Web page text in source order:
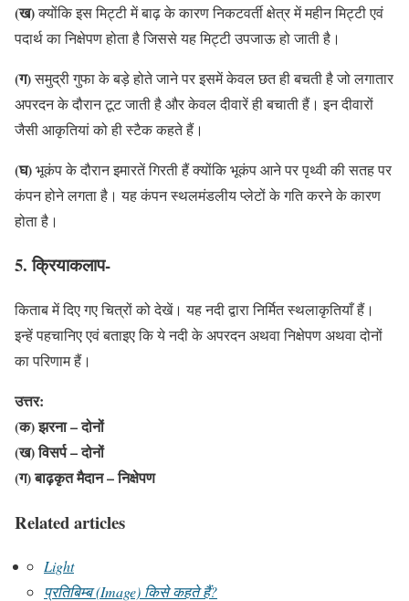
(ख)क्योंकि इस मिट्टी में बाढ़ के कारण निकटवर्ती क्षेत्र में महीन मिट्टी एवं
पदार्थ का निक्षेपण होता है जिससे यह मिट्टी उपजाऊ हो जाती है।
(ग)समुद्री गुफा के बड़े होते जाने पर इसमें केवल छत ही बचती है जो लगातार
अपरदन के दौरान टूट जाती है और केवल दीवारें ही बचाती हैं। इन दीवारों
जैसी आकृतियां को ही स्टैक कहते हैं।
(घ)भूकंप के दौरान इमारतें गिरती हैं क्योंकि भूकंप आने पर पृथ्वी की सतह पर
कंपन होने लगता है। यह कंपन स्थलमंडलीय प्लेटों के गति करने के कारण
होता है।
5. क्रियाकलाप-
किताब में दिए गए चित्रों को देखें। यह नदी द्वारा निर्मित स्थलाकृतियाँ हैं।
इन्हें पहचानिए एवं बताइए कि ये नदी के अपरदन अथवा निक्षेपण अथवा दोनों
का परिणाम हैं।
उत्तर:
(क) झरना – दोनों
(ख) विसर्प – दोनों
(ग) बाढ़कृत मैदान – निक्षेपण
Related articles
Light
प्रतिबिम्ब (Image) किसे कहते हैं?